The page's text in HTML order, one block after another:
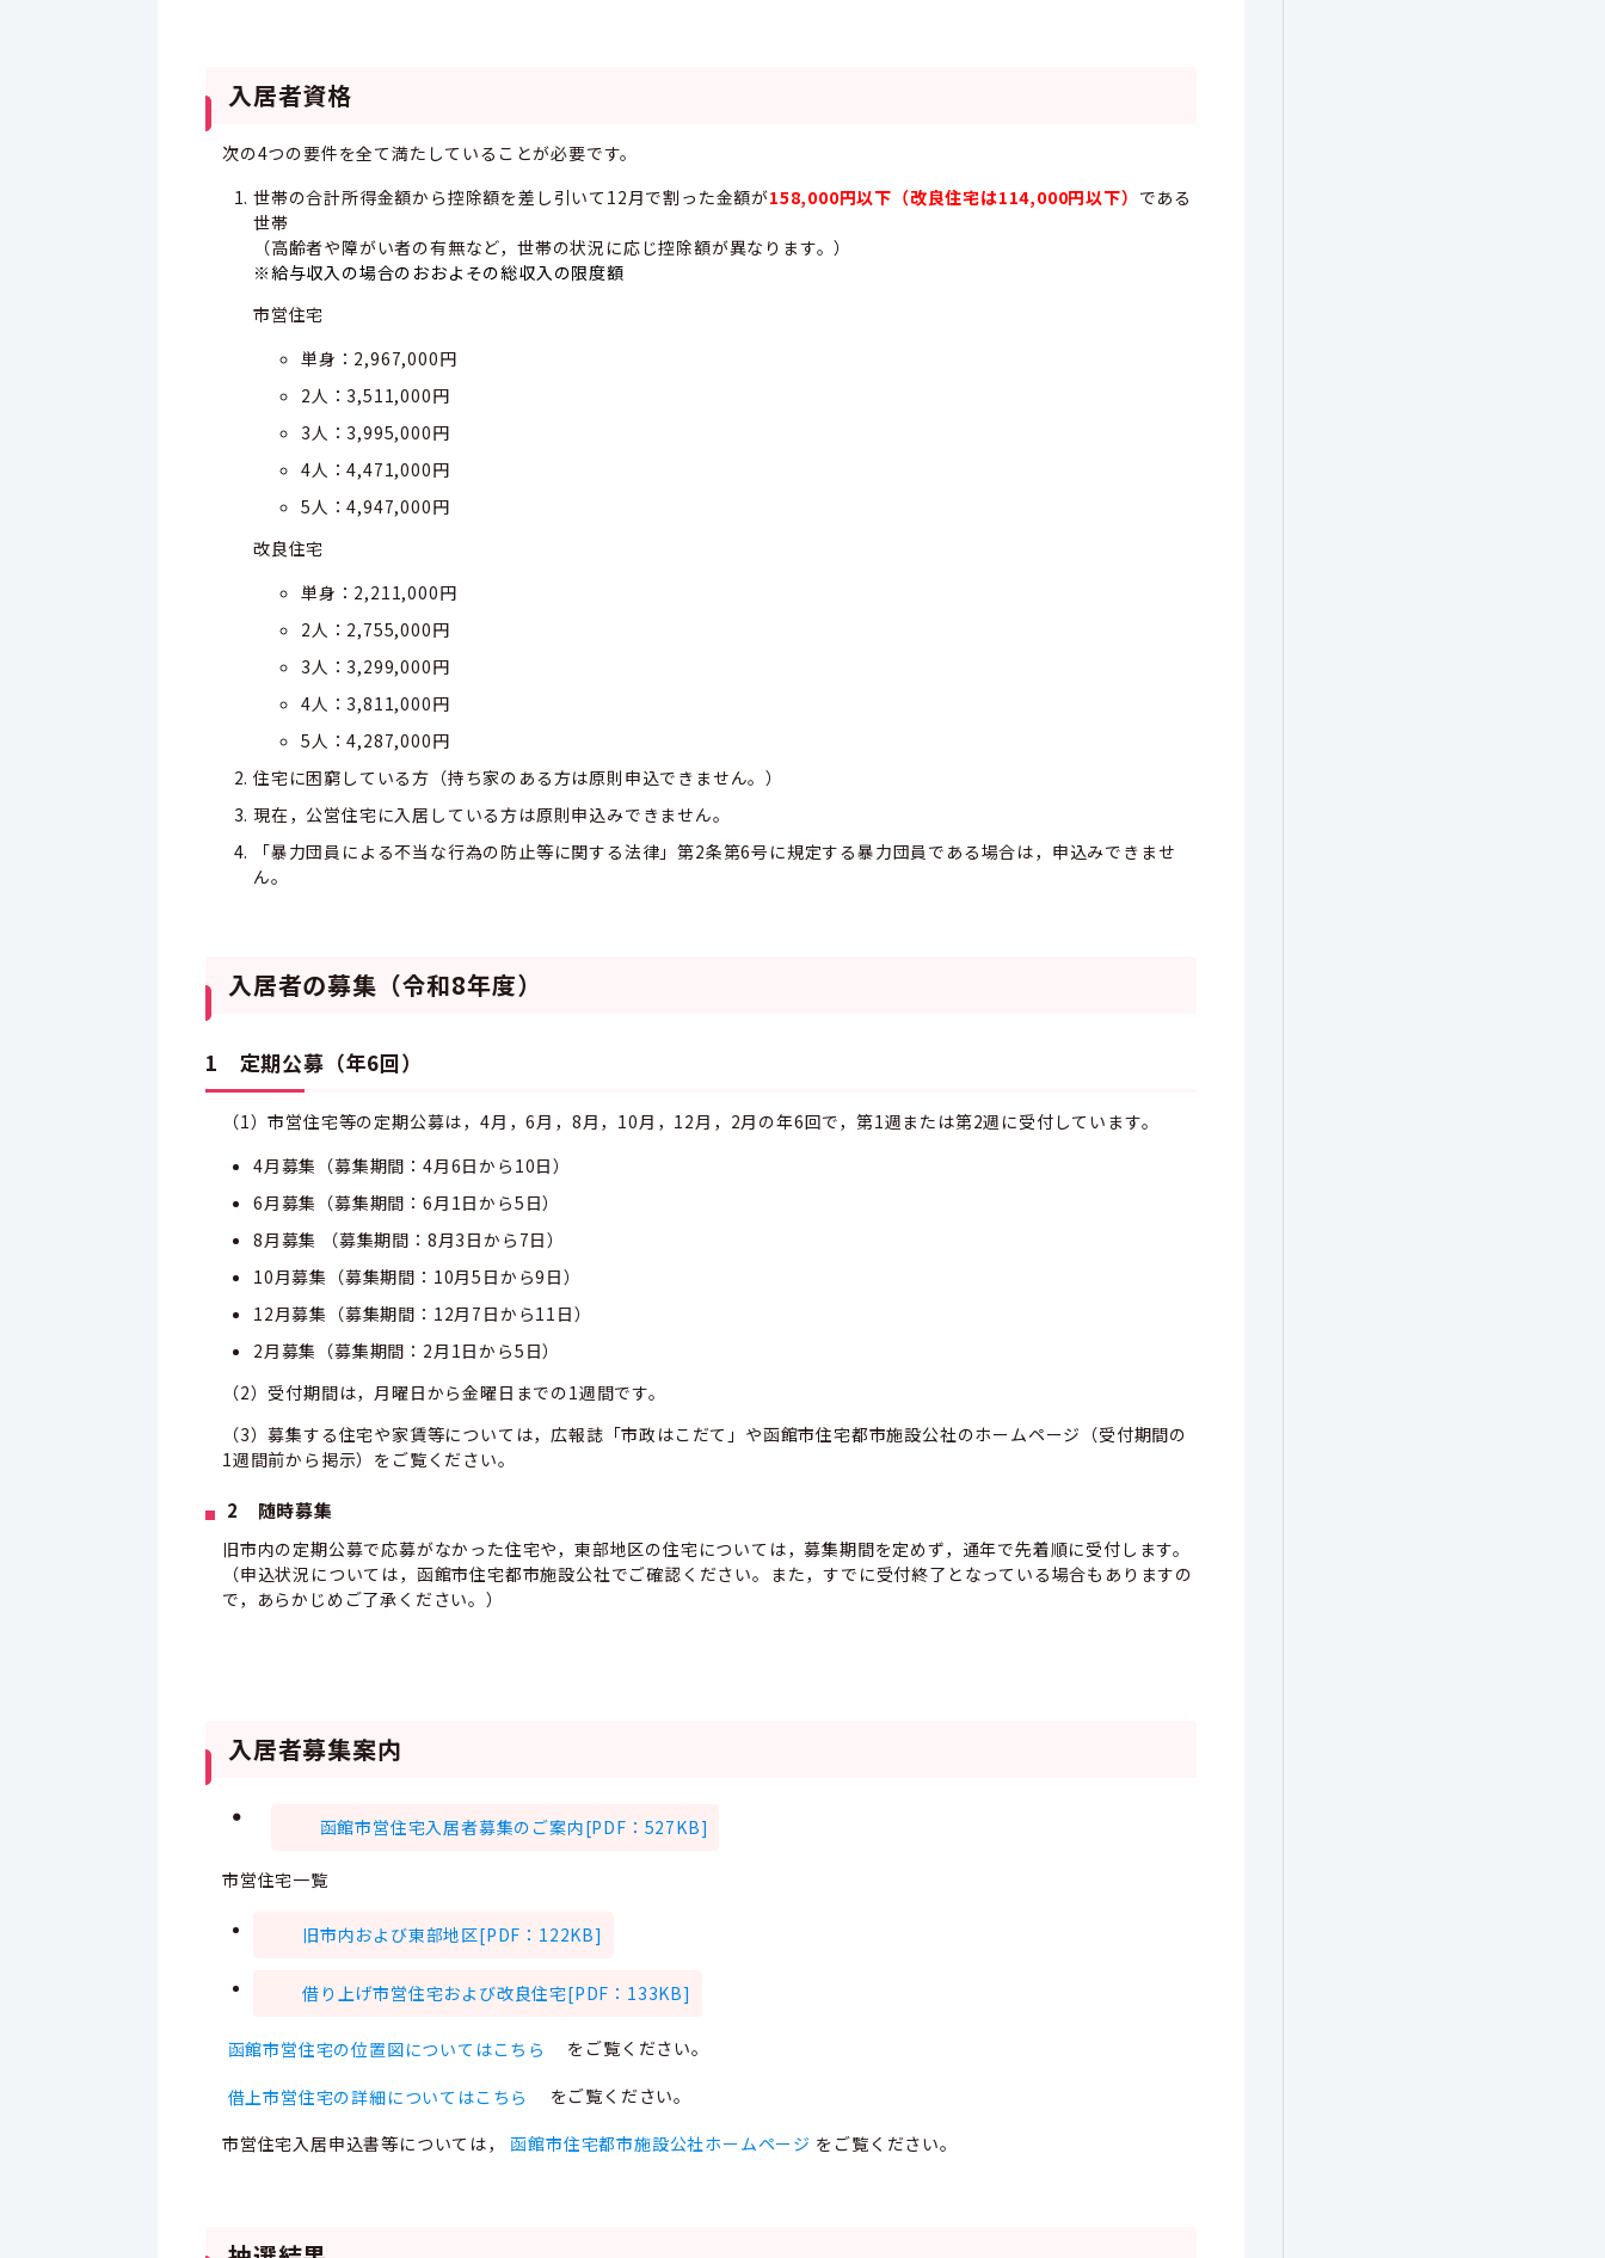
入居者資格
次の4つの要件を全て満たしていることが必要です。
世帯の合計所得金額から控除額を差し引いて12月で割った金額が158,000円以下（改良住宅は114,000円以下） である
世帯
（高齢者や障がい者の有無など，世帯の状況に応じ控除額が異なります。）
※給与収入の場合のおおよその総収入の限度額
市営住宅
単身：2,967,000円
2人：3,511,000円
3人：3,995,000円
4人：4,471,000円
5人：4,947,000円
改良住宅
単身：2,211,000円
2人：2,755,000円
3人：3,299,000円
4人：3,811,000円
5人：4,287,000円
住宅に困窮している方（持ち家のある方は原則申込できません。）
現在，公営住宅に入居している方は原則申込みできません。
「暴力団員による不当な行為の防止等に関する法律」第2条第6号に規定する暴力団員である場合は，申込みできませ
ん。
入居者の募集（令和8年度）
1 定期公募（年6回）
（1）市営住宅等の定期公募は，4月，6月，8月，10月，12月，2月の年6回で，第1週または第2週に受付しています。
4月募集（募集期間：4月6日から10日）
6月募集（募集期間：6月1日から5日）
8月募集 （募集期間：8月3日から7日）
10月募集（募集期間：10月5日から9日）
12月募集（募集期間：12月7日から11日）
2月募集（募集期間：2月1日から5日）
（2）受付期間は，月曜日から金曜日までの1週間です。
（3）募集する住宅や家賃等については，広報誌「市政はこだて」や函館市住宅都市施設公社のホームページ（受付期間の
1週間前から掲示）をご覧ください。
2 随時募集
旧市内の定期公募で応募がなかった住宅や，東部地区の住宅については，募集期間を定めず，通年で先着順に受付します。
（申込状況については，函館市住宅都市施設公社でご確認ください。また，すでに受付終了となっている場合も ありますの
で， あらかじめご了承ください。）
入居者募集案内
・ 函館市営住宅入居者募集のご案内[PDF：527KB]
市営住宅一覧
旧市内および東部地区[PDF：122KB]
借り上げ市営住宅および改良住宅[PDF：133KB]
函館市営住宅の位置図についてはこちら
をご覧ください。
借上市営住宅の詳細についてはこちら
をご覧ください。
市営住宅入居申込書等については，
函館市住宅都市施設公社ホームページ をご覧ください。